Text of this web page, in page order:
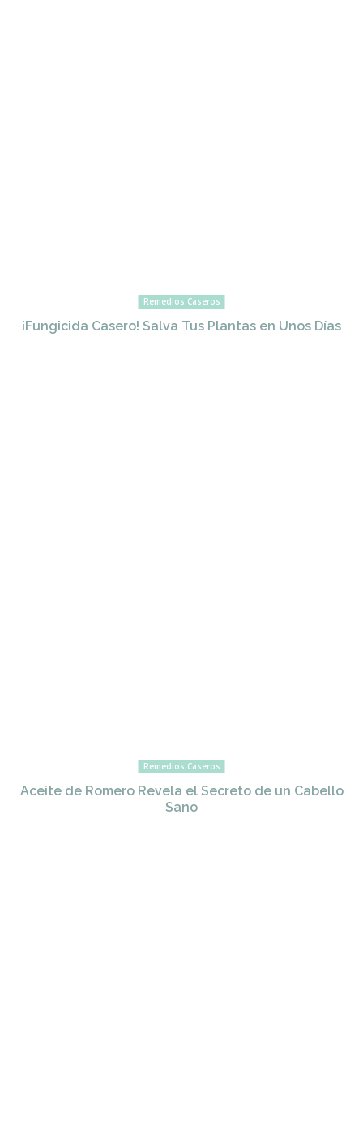
Remedios Caseros
¡Fungicida Casero! Salva Tus Plantas en Unos Días
Remedios Caseros
Aceite de Romero Revela el Secreto de un Cabello
Sano